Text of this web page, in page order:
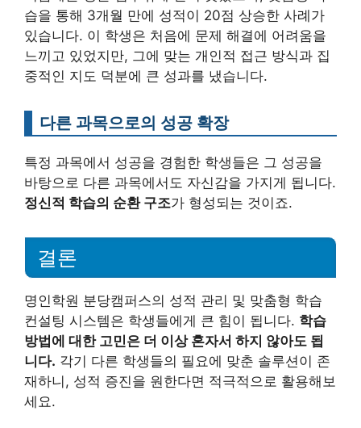
습을 통해 3개월 만에 성적이 20점 상승한 사례가
있습니다. 이 학생은 처음에 문제 해결에 어려움을
느끼고 있었지만, 그에 맞는 개인적 접근 방식과 집
중적인 지도 덕분에 큰 성과를 냈습니다.
다른 과목으로의 성공 확장
특정 과목에서 성공을 경험한 학생들은 그 성공을
바탕으로 다른 과목에서도 자신감을 가지게 됩니다.
정신적 학습의 순환 구조가 형성되는 것이죠.
결론
명인학원 분당캠퍼스의 성적 관리 및 맞춤형 학습
컨설팅 시스템은 학생들에게 큰 힘이 됩니다. 학습
방법에 대한 고민은 더 이상 혼자서 하지 않아도 됩
니다. 각기 다른 학생들의 필요에 맞춘 솔루션이 존
재하니, 성적 증진을 원한다면 적극적으로 활용해보
세요.